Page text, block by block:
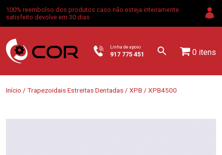
100% reembolso dos produtos caso não esteja inteiramente
satisfeito devolve em 30 dias
Linha de apoio
917 775 451 0 itens
Início / Trapezoidais Estreitas Dentadas / XPB / XPB4500